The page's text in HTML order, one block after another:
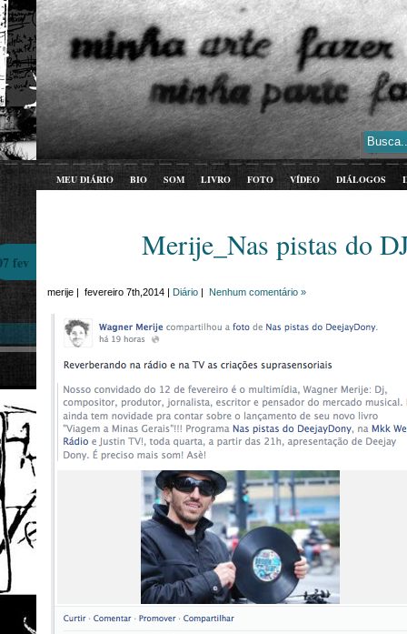
MEU DIÁRIO BIO SOM LIVRO FOTO VÍDEO DIÁLOGOS
Merije_Nas pistas do
fev
merije | fevereiro 7th,2014 | Diário | Nenhum comentário »